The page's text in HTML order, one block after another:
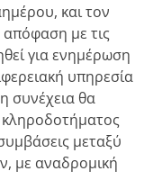
και τον
με τις
για ενημέρωση
υπηρεσία
συνέχεια θα
κληροδοτήματος
μεταξύ
με αναδρομική